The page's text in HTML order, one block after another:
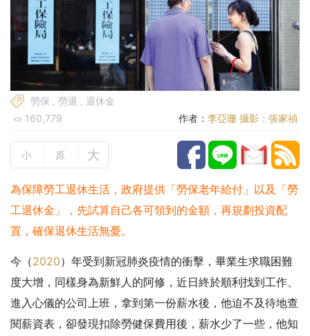
勞保 , 勞退 , 退休金
160,779
作者： 李亞珊 攝影：張家禎
小 原 大
為保障勞工退休生活，政府提供「勞保老年給付」以及「勞
工退休金」，先試算自己各可領到的金額，再規劃投資配
置，確保退休生活無憂。
今（2020）年受到新冠肺炎疫情的衝擊，畢業生求職困難
度大增，同樣身為新鮮人的阿修，近日終於順利找到工作、
進入心儀的公司上班，拿到第一份薪水後，他迫不及待地查
閱薪資表，卻發現扣除勞健保費用後，薪水少了一些，他知